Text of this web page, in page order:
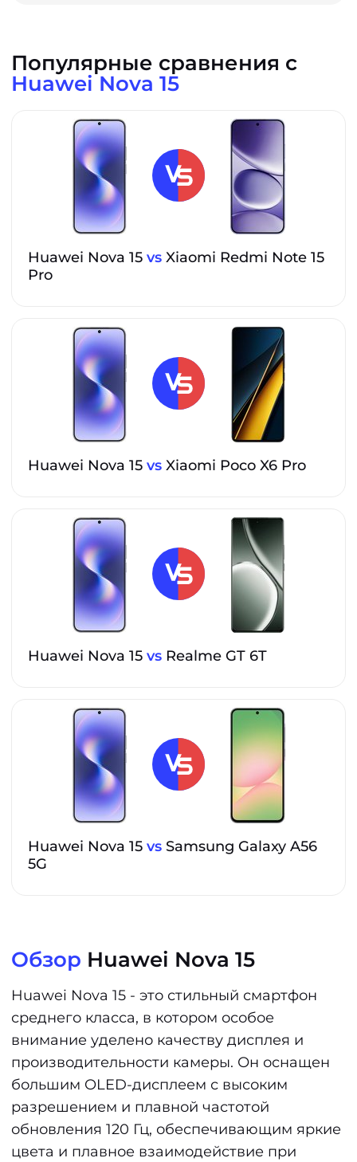
Популярные сравнения с
Huawei Nova 15
Huawei Nova 15 vs Xiaomi Redmi Note 15
Pro
Huawei Nova 15 vs Xiaomi Poco X6 Pro
Huawei Nova 15 vs Realme GT 6T
Huawei Nova 15 vs Samsung Galaxy A56
5G
Обзор Huawei Nova 15
Huawei Nova 15 - это стильный смартфон
среднего класса, в котором особое
внимание уделено качеству дисплея и
производительности камеры. Он оснащен
большим OLED-дисплеем с высоким
разрешением и плавной частотой
обновления 120 Гц, обеспечивающим яркие
цвета и плавное взаимодействие при